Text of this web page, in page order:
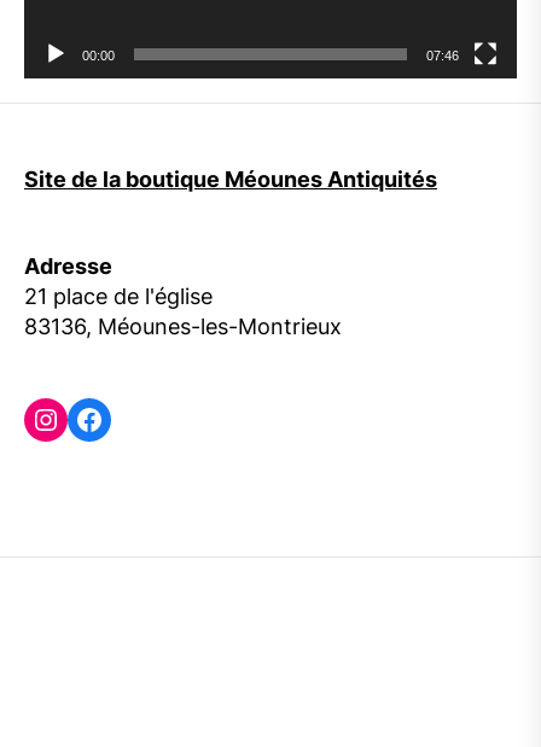
00:00 07:46
Site de la boutique Méounes Antiquités
Adresse
21 place de l'église
83136, Méounes-les-Montrieux
Instagram
Facebook